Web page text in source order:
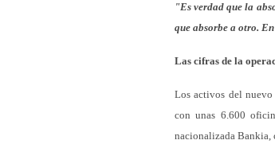
"Es verdad que la
que absorbe a otro.
Las cifras de la
Los activos del nuevo
con unas 6.600
nacionalizada Bankia,